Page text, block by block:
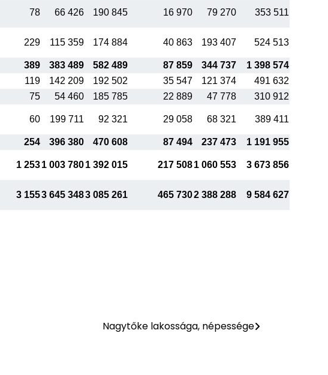
78 66 426 190 845 16 970 79 270 353 511
229 115 359 174 884 40 863 193 407 524 513
389 383 489 582 489 87 859 344 737
1 398 574
119 142 209 192 502 35 547 121 374
491 632
75 54 460 185 785 22 889 47 778
310 912
60 199 711 92 321 29 058 68 321 389 411
254 396 380 470 608 87 494 237 473
1 191 955
1 2531 003 7801 392 015 217 5081 060 553 3 673 856
3 1553 645 3483 085 261 465 7302 388 288 9 584 627
Nagytőke lakossága, népessége